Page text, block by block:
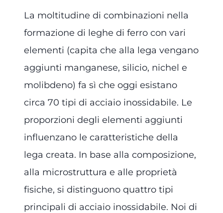
La moltitudine di combinazioni nella
formazione di leghe di ferro con vari
elementi (capita che alla lega vengano
aggiunti manganese, silicio, nichel e
molibdeno) fa sì che oggi esistano
circa 70 tipi di acciaio inossidabile. Le
proporzioni degli elementi aggiunti
influenzano le caratteristiche della
lega creata. In base alla composizione,
alla microstruttura e alle proprietà
fisiche, si distinguono quattro tipi
principali di acciaio inossidabile. Noi di